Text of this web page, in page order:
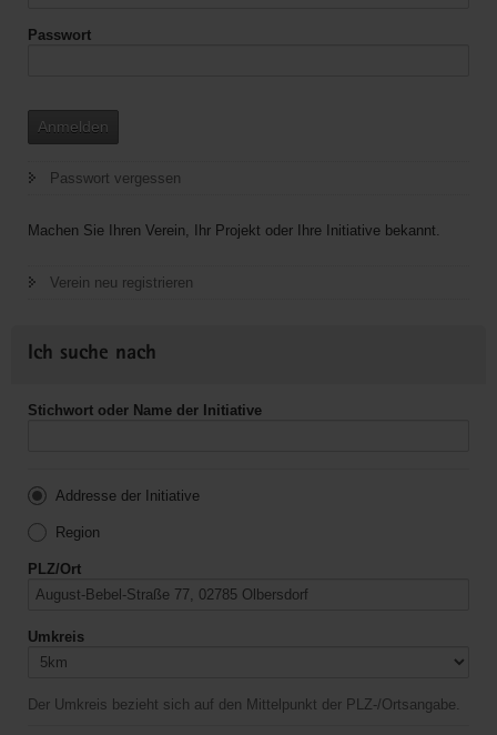
Passwort
Anmelden
Passwort vergessen
Machen Sie Ihren Verein, Ihr Projekt oder Ihre Initiative bekannt.
Verein neu registrieren
Ich suche nach
Stichwort oder Name der Initiative
Addresse der Initiative
Region
PLZ/Ort
Umkreis
Der Umkreis bezieht sich auf den Mittelpunkt der PLZ-/Ortsangabe.